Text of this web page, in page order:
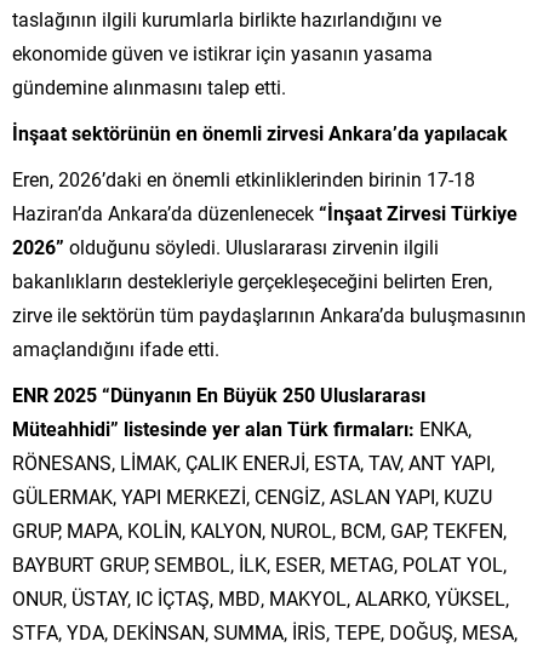
taslağının ilgili kurumlarla birlikte hazırlandığını ve
ekonomide güven ve istikrar için yasanın yasama
gündemine alınmasını talep etti.
İnşaat sektörünün en önemli zirvesi Ankara’da yapılacak
Eren, 2026’daki en önemli etkinliklerinden birinin 17-18
Haziran’da Ankara’da düzenlenecek“İnşaat Zirvesi Türkiye
2026” olduğunu söyledi. Uluslararası zirvenin ilgili
bakanlıkların destekleriyle gerçekleşeceğini belirten Eren,
zirve ile sektörün tüm paydaşlarının Ankara’da buluşmasının
amaçlandığını ifade etti.
ENR 2025 “Dünyanın En Büyük 250 Uluslararası
Müteahhidi” listesinde yer alan Türk firmaları: ENKA,
RÖNESANS, LİMAK, ÇALIK ENERJİ, ESTA, TAV, ANT YAPI,
GÜLERMAK, YAPI MERKEZİ, CENGİZ, ASLAN YAPI, KUZU
GRUP, MAPA, KOLİN, KALYON, NUROL, BCM, GAP, TEKFEN,
BAYBURT GRUP, SEMBOL, İLK, ESER, METAG, POLAT YOL,
ONUR, ÜSTAY, IC İÇTAŞ, MBD, MAKYOL, ALARKO, YÜKSEL,
STFA, YDA, DEKİNSAN, SUMMA, İRİS, TEPE, DOĞUŞ, MESA,